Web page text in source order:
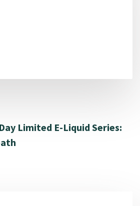
Limited E-Liquid Series: